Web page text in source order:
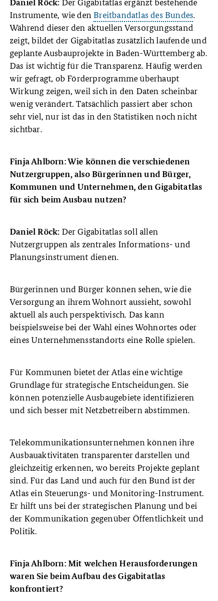
Instrumente, wie den Breitbandatlas des Bundes.
Während dieser den aktuellen Versorgungsstand
zeigt, bildet der Gigabitatlas zusätzlich laufende und
geplante Ausbauprojekte in Baden-Württemberg ab.
Das ist wichtig für die Transparenz. Häufig werden
wir gefragt, ob Förderprogramme überhaupt
Wirkung zeigen, weil sich in den Daten scheinbar
wenig verändert. Tatsächlich passiert aber schon
sehr viel, nur ist das in den Statistiken noch nicht
sichtbar.
Finja Ahlborn: Wie können die verschiedenen
Nutzergruppen, also Bürgerinnen und Bürger,
Kommunen und Unternehmen, den Gigabitatlas
für sich beim Ausbau nutzen?
Daniel Röck: Der Gigabitatlas soll allen
Nutzergruppen als zentrales Informations- und
Planungsinstrument dienen.
Bürgerinnen und Bürger können sehen, wie die
Versorgung an ihrem Wohnort aussieht, sowohl
aktuell als auch perspektivisch. Das kann
beispielsweise bei der Wahl eines Wohnortes oder
eines Unternehmensstandorts eine Rolle spielen.
Für Kommunen bietet der Atlas eine wichtige
Grundlage für strategische Entscheidungen. Sie
können potenzielle Ausbaugebiete identifizieren
und sich besser mit Netzbetreibern abstimmen.
Telekommunikationsunternehmen können ihre
Ausbauaktivitäten transparenter darstellen und
gleichzeitig erkennen, wo bereits Projekte geplant
sind. Für das Land und auch für den Bund ist der
Atlas ein Steuerungs- und Monitoring-Instrument.
Er hilft uns bei der strategischen Planung und bei
der Kommunikation gegenüber Öffentlichkeit und
Politik.
Finja Ahlborn: Mit welchen Herausforderungen
waren Sie beim Aufbau des Gigabitatlas
konfrontiert?